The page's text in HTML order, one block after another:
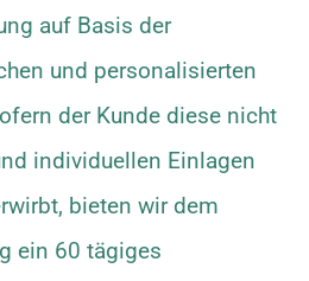
auf Basis der
und personalisierten
der Kunde diese nicht
individuellen Einlagen
bieten wir dem
ein 60 tägiges